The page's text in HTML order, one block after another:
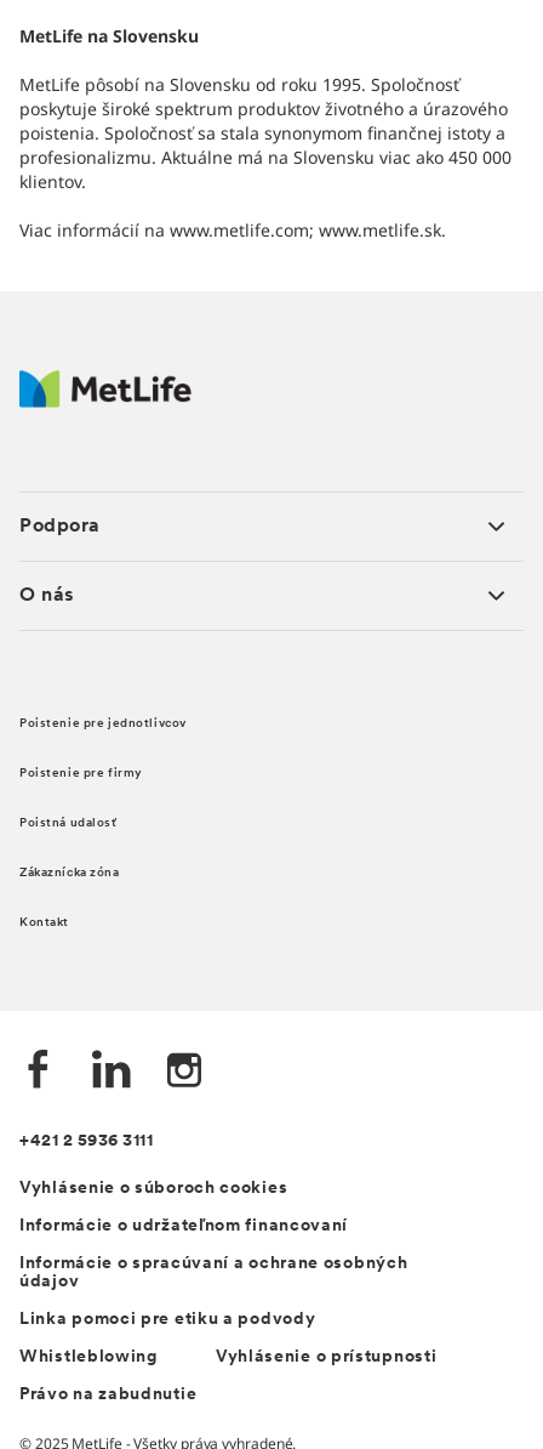
MetLife na Slovensku
MetLife pôsobí na Slovensku od roku 1995. Spoločnosť
poskytuje široké spektrum produktov životného a úrazového
poistenia. Spoločnosť sa stala synonymom finančnej istoty a
profesionalizmu. Aktuálne má na Slovensku viac ako 450 000
klientov.
Viac informácií na www.metlife.com; www.metlife.sk.
Podpora
O nás
Poistenie pre jednotlivcov
Poistenie pre firmy
Poistná udalosť
Zákaznícka zóna
Kontakt
+421 2 5936 3111
Vyhlásenie o súboroch cookies
Informácie o udržateľnom financovaní
Informácie o spracúvaní a ochrane osobných
údajov
Linka pomoci pre etiku a podvody
Whistleblowing Vyhlásenie o prístupnosti
Právo na zabudnutie
© 2025 MetLife - Všetky práva vyhradené.